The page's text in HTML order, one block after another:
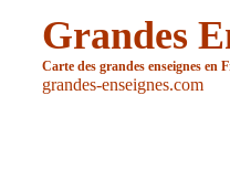
Grandes
Carte des grandes enseignes en
grandes-enseignes.com